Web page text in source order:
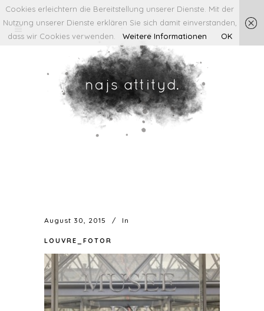
August 30, 2015 In
LOUVRE_FOTOR
Cookies erleichtern die Bereitstellung unserer Dienste. Mit der
Nutzung unserer Dienste erklären Sie sich damit einverstanden,
dass wir Cookies verwenden.
Weitere Informationen OK